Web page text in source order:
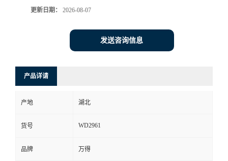
更新日期： 2026-08-07
发送咨询信息
产品详请
产地 湖北
货号 WD2961
品牌 万得